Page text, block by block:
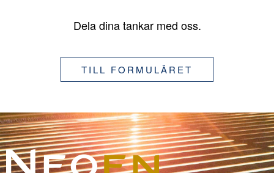
Dela dina tankar med oss.
TILL FORMULÄRET